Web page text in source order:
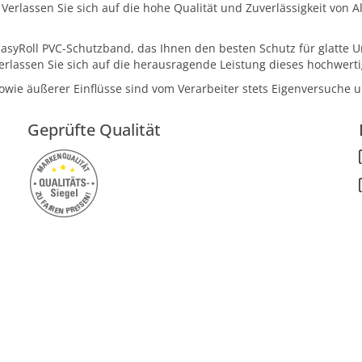
Sie sich auf die hohe Qualität und Zuverlässigkeit von
PVC-Schutzband, das Ihnen den besten Schutz für
Sie sich auf die herausragende Leistung dieses
äußerer Einflüsse sind vom Verarbeiter stets Eigenversuche
Geprüfte Qualität